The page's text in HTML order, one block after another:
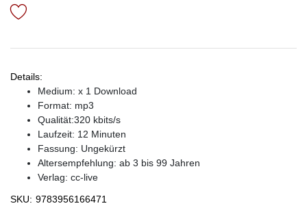
Details:
Medium: x 1 Download
Format: mp3
Qualität:320 kbits/s
Laufzeit: 12 Minuten
Fassung: Ungekürzt
Altersempfehlung: ab 3 bis 99 Jahren
Verlag: cc-live
SKU: 9783956166471